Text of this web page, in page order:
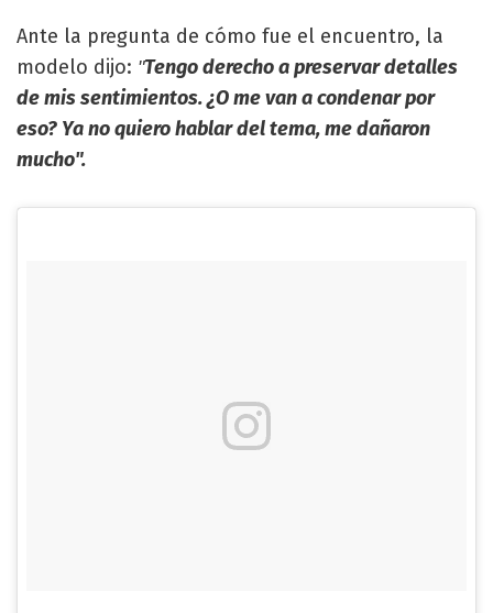
Ante la pregunta de cómo fue el encuentro, la
modelo dijo: "Tengo derecho a preservar detalles
de mis sentimientos. ¿O me van a condenar por
eso? Ya no quiero hablar del tema, me dañaron
mucho".